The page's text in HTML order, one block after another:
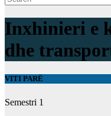
Inxhinieri e
dhe
VITI PARË
Semestri 1